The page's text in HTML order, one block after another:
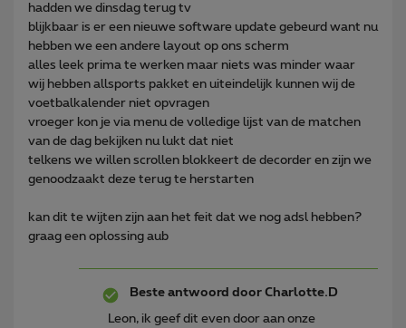
hadden we dinsdag terug tv
blijkbaar is er een nieuwe software update gebeurd want nu
hebben we een andere layout op ons scherm
alles leek prima te werken maar niets was minder waar
wij hebben allsports pakket en uiteindelijk kunnen wij de
voetbalkalender niet opvragen
vroeger kon je via menu de volledige lijst van de matchen
van de dag bekijken nu lukt dat niet
telkens we willen scrollen blokkeert de decorder en zijn we
genoodzaakt deze terug te herstarten
kan dit te wijten zijn aan het feit dat we nog adsl hebben?
graag een oplossing aub
Beste antwoord door Charlotte.D
Leon, ik geef dit even door aan onze